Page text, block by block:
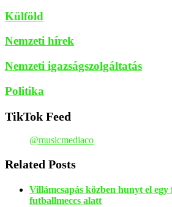
Külföld
Nemzeti hírek
Nemzeti igazságszolgáltatás
Politika
TikTok Feed
@musicmediaco
Related Posts
Villámcsapás közben hunyt el
futballmeccs alatt